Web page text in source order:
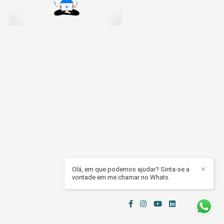
✕
Olá, em que podemos ajudar? Sinta-se a
vontade em me chamar no Whats.